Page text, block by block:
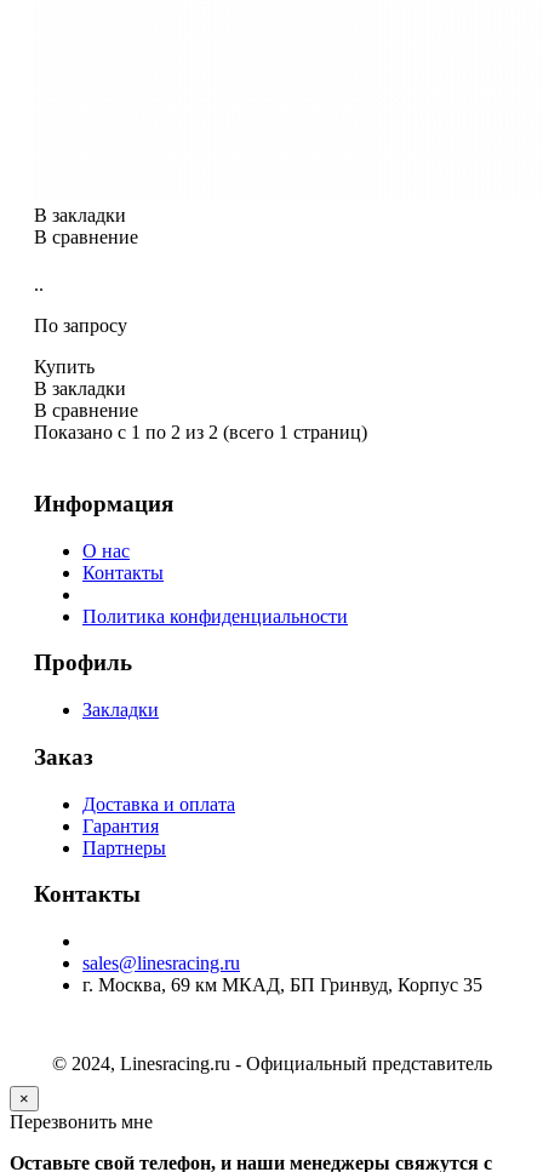
В закладки
В сравнение
..
По запросу
Купить
В закладки
В сравнение
Показано с 1 по 2 из 2 (всего 1 страниц)
Информация
О нас
Контакты
Политика конфиденциальности
Профиль
Закладки
Заказ
Доставка и оплата
Гарантия
Партнеры
Контакты
sales@linesracing.ru
г. Москва, 69 км МКАД, БП Гринвуд, Корпус 35
© 2024, Linesracing.ru - Официальный представитель
×
Перезвонить мне
Оставьте свой телефон, и наши менеджеры свяжутся с